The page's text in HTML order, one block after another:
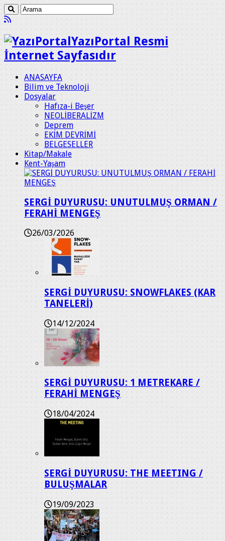
YazıPortal Resmi
İnternet Sayfasıdır
ANASAYFA
Bilim ve Teknoloji
Dosyalar
Hafıza-i Beşer
NEOLİBERALİZM
Deprem
EKİM DEVRİMİ
BELGESELLER
Kitap/Makale
Kent-Yaşam
SERGİ DUYURUSU: UNUTULMUŞ ORMAN /
FERAHİ MENGEŞ
26/03/2026
SERGİ DUYURUSU: SNOWFLAKES (KAR
TANELERİ)
14/12/2024
SERGİ DUYURUSU: 1 METREKARE /
FERAHİ MENGEŞ
18/04/2024
SERGİ DUYURUSU: THE MEETING /
BULUŞMALAR
19/09/2023